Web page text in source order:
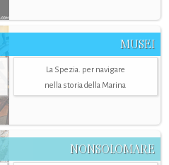
MUSEI
La Spezia. per navigare
nella storia della Marina
NONSOLOMARE